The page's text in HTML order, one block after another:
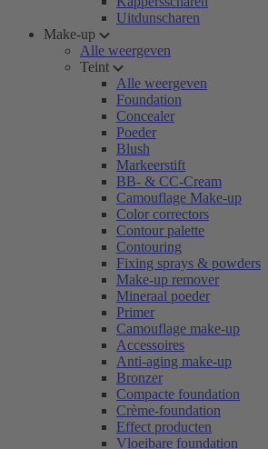
Uitdunscharen
Make-up
Alle weergeven
Teint
Alle weergeven
Foundation
Concealer
Poeder
Blush
Markeerstift
BB- & CC-Cream
Camouflage Make-up
Color correctors
Contour palette
Contouring
Fixing sprays & powders
Make-up remover
Mineraal poeder
Primer
Camouflage make-up
Accessoires
Anti-aging make-up
Bronzer
Compacte foundation
Crème-foundation
Effect producten
Vloeibare foundation